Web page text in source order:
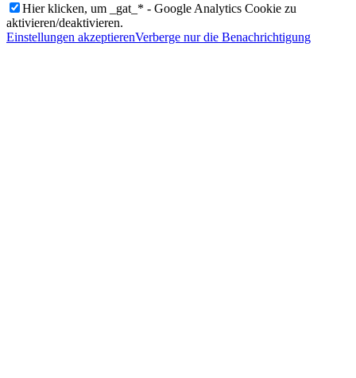
Hier klicken, um _gat_* - Google Analytics Cookie zu
aktivieren/deaktivieren.
Einstellungen akzeptierenVerberge nur die Benachrichtigung